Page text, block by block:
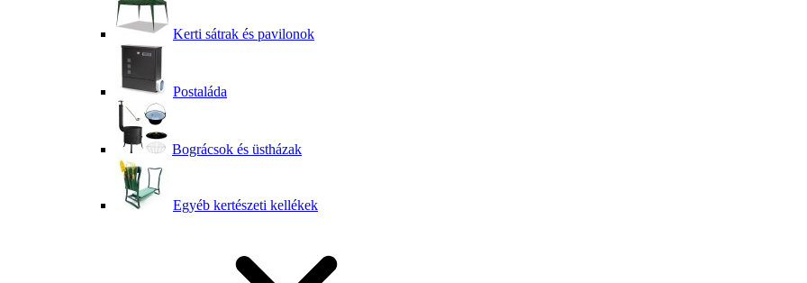
Kerti sátrak és pavilonok
Postaláda
Bográcsok és üstházak
Egyéb kertészeti kellékek